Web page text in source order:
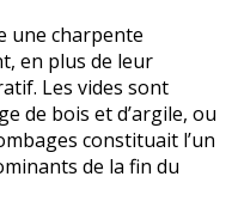
une charpente
en plus de leur
Les vides sont
de bois et d’argile, ou
constituait l’un
de la fin du